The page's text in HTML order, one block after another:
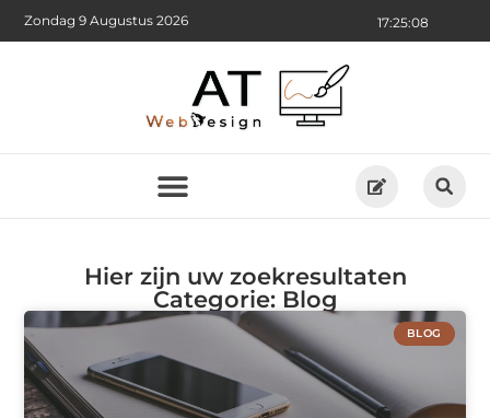
17:25:09
Zondag 9 Augustus 2026
Hier zijn uw zoekresultaten
Categorie: Blog
BLOG